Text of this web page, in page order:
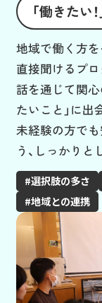
「働きたい
地域で働く方
直接聞けるプ
話を通じて関心
たいこと」に出
未経験の方で
う、しっかりと
選択肢の多さ
地域との連携